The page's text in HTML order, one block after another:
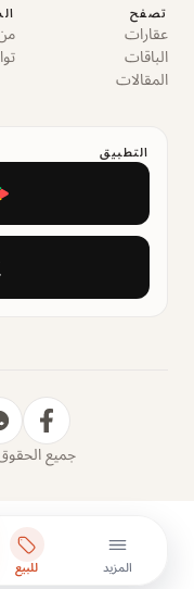
تصفح
عقارات
الباقات
المقالات
التطبيق
جميع
للبيع المزيد